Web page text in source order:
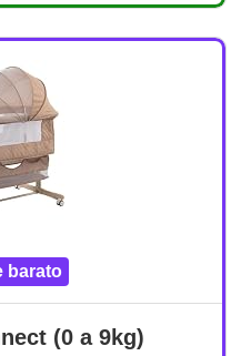
barato
(0 a 9kg)